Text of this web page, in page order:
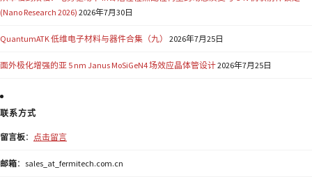
(Nano Research 2026) 2026年7月30日
QuantumATK 低维电子材料与器件合集（九） 2026年7月25日
面外极化增强的亚 5 nm Janus MoSiGeN4 场效应晶体管设计2026年7月25日
联系方式
留言板： 点击留言
邮箱：sales_at_fermitech.com.cn